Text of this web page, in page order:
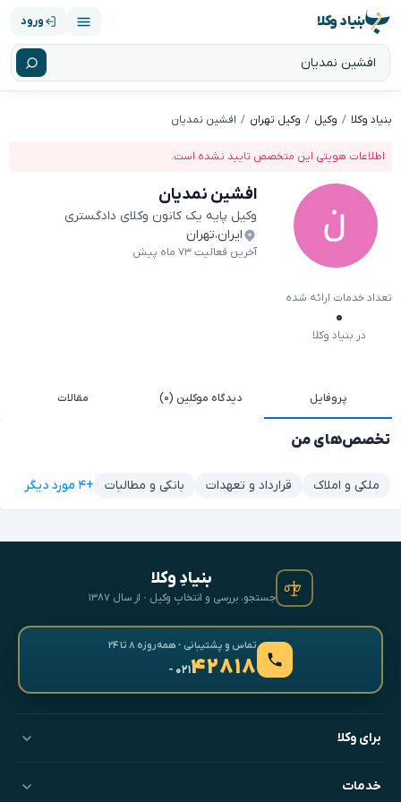
بنیاد وکلا ورود
بنیاد وکلا وکیل وکیل تهران افشین نمدیان
اطلاعات هویتی این متخصص تایید نشده است.
افشین نمدیان
وکیل پایه یک کانون وکلای دادگستری
ایران،تهران
آخرین فعالیت ۷۳ ماه پیش
تعداد خدمات ارائه شده
۰
در بنیاد وکلا
پروفایل دیدگاه موکلین (۰) مقالات
تخصص‌های من
ملکی و املاک قرارداد و تعهدات بانکی و مطالبات +۴ مورد دیگر
بنیادِ وکلا
جستجو، بررسی و انتخابِ وکیل · از سال ۱۳۸۷
تماس و پشتیبانی · همه‌روزه ۸ تا ۲۴
۴۲۸۱۸- ۰۲۱
برای وکلا
خدمات